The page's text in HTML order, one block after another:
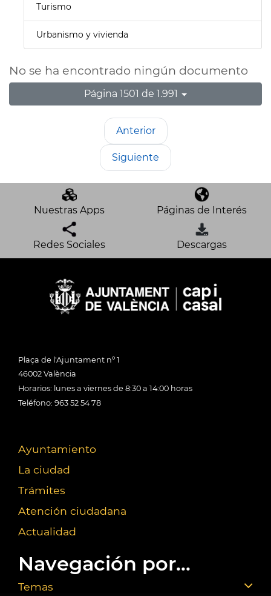
Turismo
Urbanismo y vivienda
No se ha encontrado ningún documento
Página 1501 de 1.991
Anterior
Siguiente
Nuestras Apps Páginas de Interés
Redes Sociales Descargas
Plaça de l'Ajuntament nº 1
46002 València
Horarios: lunes a viernes de 8:30 a 14:00 horas
Teléfono: 963 52 54 78
Ayuntamiento
La ciudad
Trámites
Atención ciudadana
Actualidad
Navegación por...
Temas